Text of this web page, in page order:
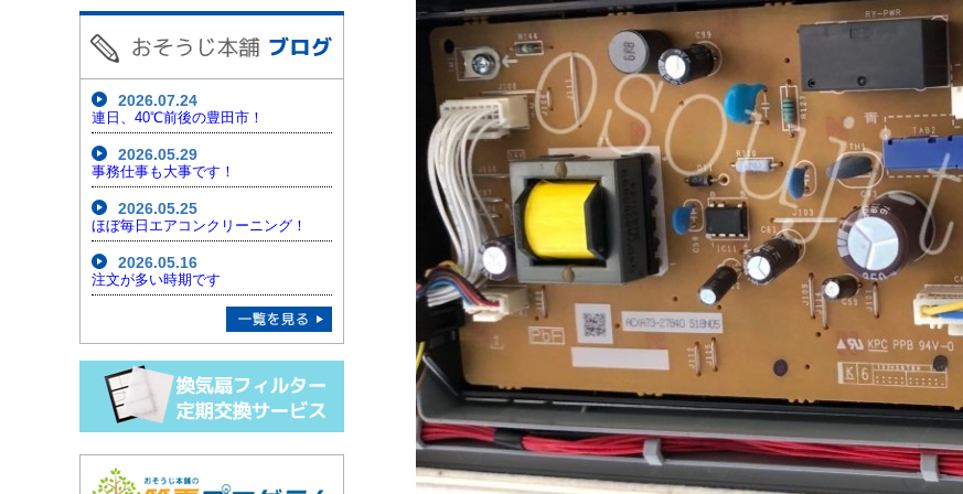
2026.07.24
連日、40℃前後の豊田市！
2026.05.29
事務仕事も大事です！
2026.05.25
ほぼ毎日エアコンクリーニング！
2026.05.16
注文が多い時期です